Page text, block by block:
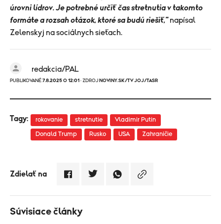
úrovni lídrov. Je potrebné určiť čas stretnutia v takomto
formáte a rozsah otázok, ktoré sa budú riešiť,"napísal
Zelenskyj na sociálnych sieťach.
redakcia/PAL
PUBLIKOVANÉ 7.8.2025 O 12:01 · ZDROJ NOVINY.SK/TV JOJ/TASR
Tagy: rokovanie stretnutie Vladimir Putin
Donald Trump Rusko USA Zahraničie
Zdielať na
Súvisiace články